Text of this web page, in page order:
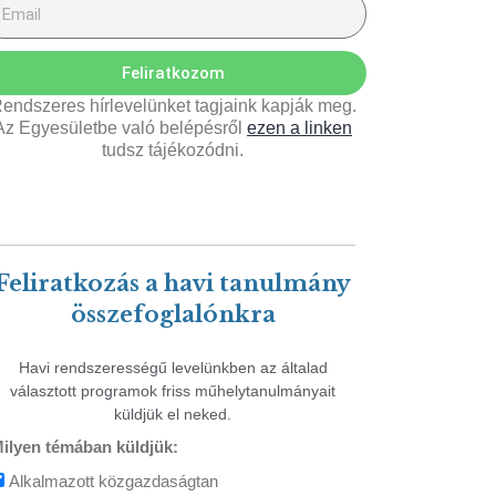
Feliratkozom
hírlevelünket tagjaink kapják meg.
Egyesületbe való belépésről ezen a linken
tudsz tájékozódni.
a havi tanulmány
összefoglalónkra
Havi rendszerességű levelünkben az általad
választott programok friss műhelytanulmányait
küldjük el neked.
témában küldjük:
Alkalmazott közgazdaságtan